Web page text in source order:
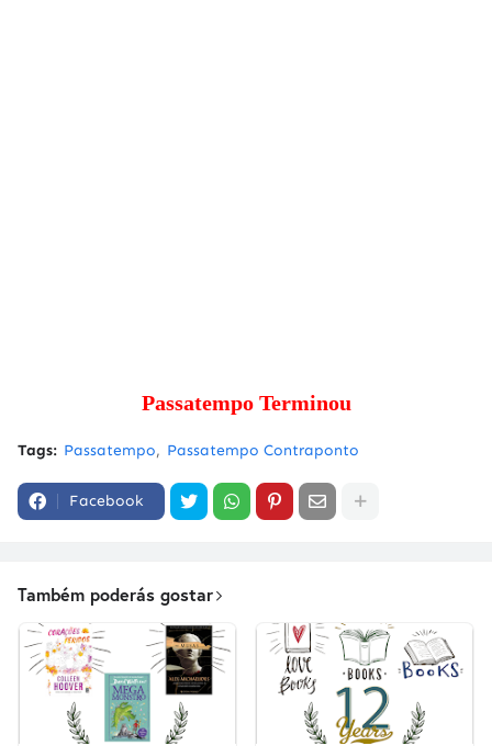
Passatempo Terminou
Tags: Passatempo Passatempo Contraponto
Facebook
Também poderás gostar